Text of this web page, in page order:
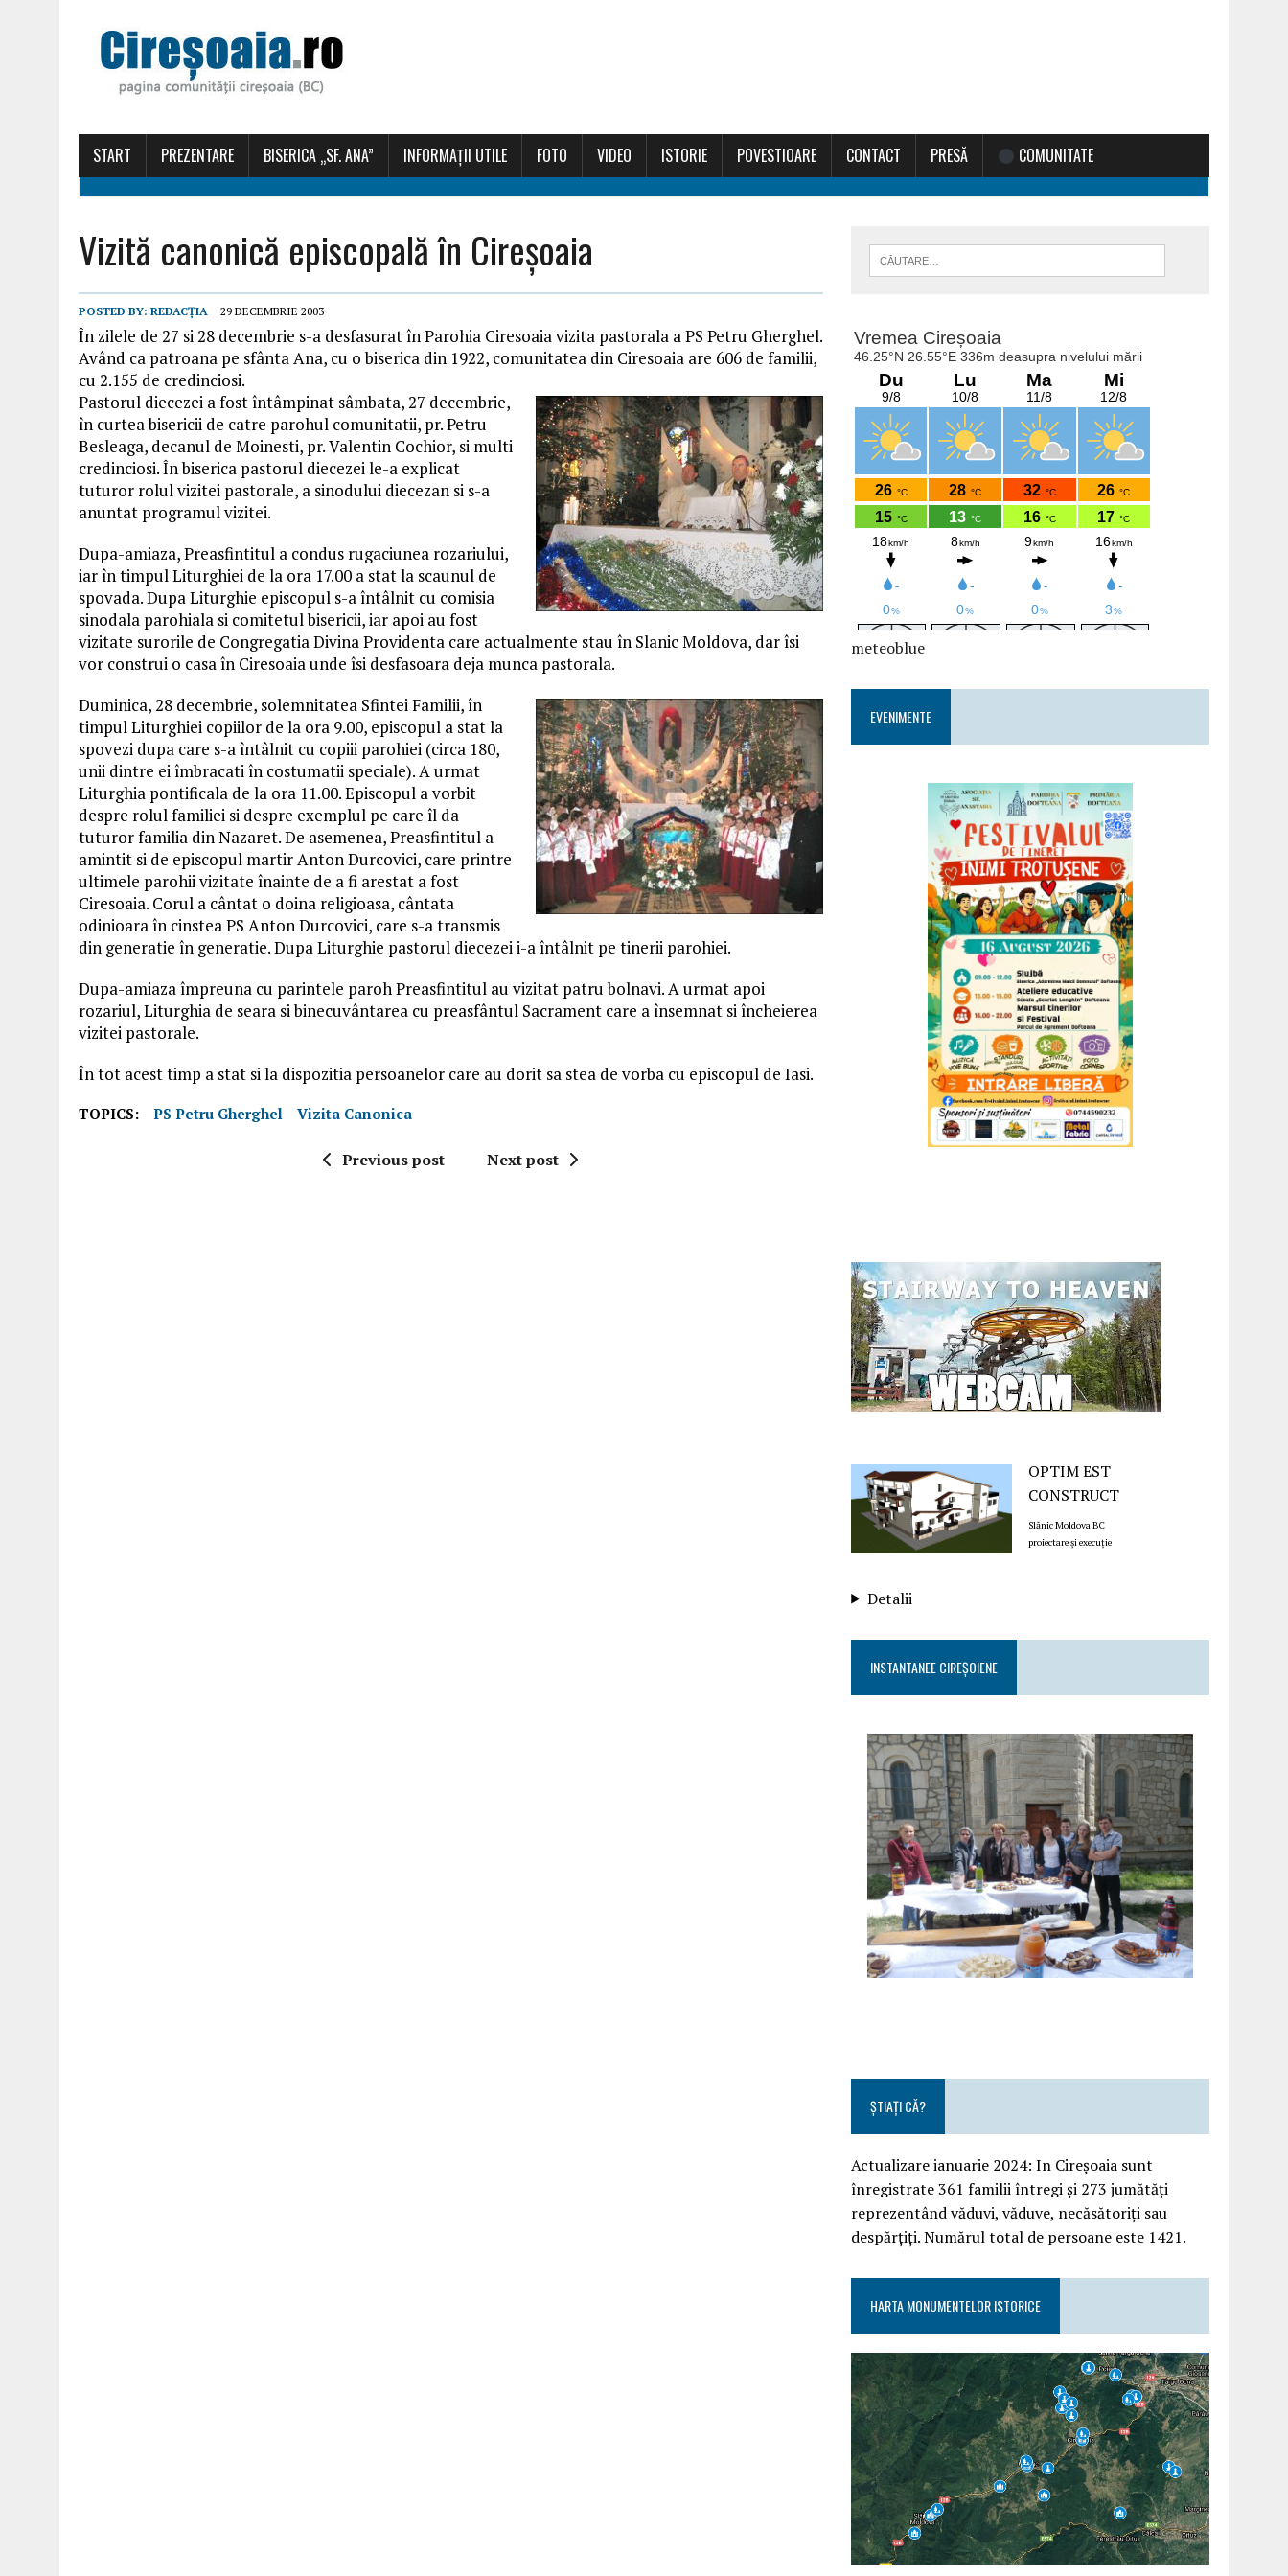
START PREZENTARE BISERICA „SF. ANA” INFORMAȚII UTILE FOTO VIDEO ISTORIE POVESTIOARE CONTACT PRESĂ COMUNITATE
Vizită canonică episcopală în Cireșoaia
POSTED BY: REDACȚIA 29 DECEMBRIE 2003
În zilele de 27 si 28 decembrie s-a desfasurat în Parohia Ciresoaia vizita pastorala a PS Petru Gherghel.
Având ca patroana pe sfânta Ana, cu o biserica din 1922, comunitatea din Ciresoaia are 606 de familii,
cu 2.155 de credinciosi.
Pastorul diecezei a fost întâmpinat sâmbata, 27 decembrie,
în curtea bisericii de catre parohul comunitatii, pr. Petru
Besleaga, decanul de Moinesti, pr. Valentin Cochior, si multi
credinciosi. În biserica pastorul diecezei le-a explicat
tuturor rolul vizitei pastorale, a sinodului diecezan si s-a
anuntat programul vizitei.
Dupa-amiaza, Preasfintitul a condus rugaciunea rozariului,
iar în timpul Liturghiei de la ora 17.00 a stat la scaunul de
spovada. Dupa Liturghie episcopul s-a întâlnit cu comisia
sinodala parohiala si comitetul bisericii, iar apoi au fost
vizitate surorile de Congregatia Divina Providenta care actualmente stau în Slanic Moldova, dar îsi
vor construi o casa în Ciresoaia unde îsi desfasoara deja munca pastorala.
Duminica, 28 decembrie, solemnitatea Sfintei Familii, în
timpul Liturghiei copiilor de la ora 9.00, episcopul a stat la
spovezi dupa care s-a întâlnit cu copiii parohiei (circa 180,
unii dintre ei îmbracati în costumatii speciale). A urmat
Liturghia pontificala de la ora 11.00. Episcopul a vorbit
despre rolul familiei si despre exemplul pe care îl da
tuturor familia din Nazaret. De asemenea, Preasfintitul a
amintit si de episcopul martir Anton Durcovici, care printre
ultimele parohii vizitate înainte de a fi arestat a fost
Ciresoaia. Corul a cântat o doina religioasa, cântata
odinioara în cinstea PS Anton Durcovici, care s-a transmis
din generatie în generatie. Dupa Liturghie pastorul diecezei i-a întâlnit pe tinerii parohiei.
Dupa-amiaza împreuna cu parintele paroh Preasfintitul au vizitat patru bolnavi. A urmat apoi
rozariul, Liturghia de seara si binecuvântarea cu preasfântul Sacrament care a însemnat si încheierea
vizitei pastorale.
În tot acest timp a stat si la dispozitia persoanelor care au dorit sa stea de vorba cu episcopul de Iasi.
TOPICS: PS Petru Gherghel Vizita Canonica
Previous post Next post
meteoblue
EVENIMENTE
OPTIM EST
CONSTRUCT
Slănic Moldova BC
proiectare și execuție
Detalii
INSTANTANEE CIREȘOIENE
ȘTIAȚI CĂ?
Actualizare ianuarie 2024: In Cireșoaia sunt
înregistrate 361 familii întregi și 273 jumătăți
reprezentând văduvi, văduve, necăsătoriți sau
despărțiți. Numărul total de persoane este 1421.
HARTA MONUMENTELOR ISTORICE